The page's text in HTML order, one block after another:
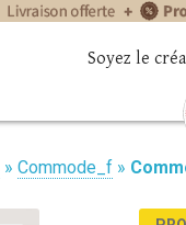
Soyez le
» Commode_f »